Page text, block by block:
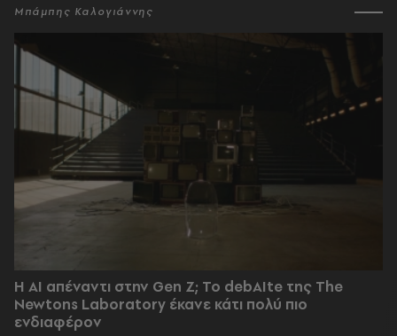
Μπάμπης Καλογιάννης
Η AI απέναντι στην Gen Z; Το debAIte της The
Newtons Laboratory έκανε κάτι πολύ πιο
ενδιαφέρον